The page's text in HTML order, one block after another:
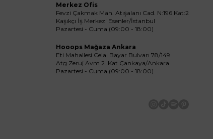
Merkez Ofis
Fevzi Çakmak Mah. Atışalanı Cad. N:196 Kat:2
Kaşıkçı İş Merkezi Esenler/İstanbul
Pazartesi - Cuma (09:00 - 18:00)
Hooops Mağaza Ankara
Eti Mahallesi Celal Bayar Bulvarı 78/149
Atg Zeruj Avm 2. Kat Çankaya/Ankara
Pazartesi - Cuma (09:00 - 18:00)